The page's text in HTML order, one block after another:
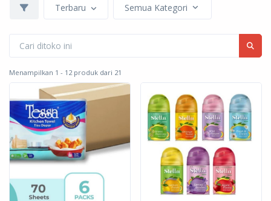
Terbaru Semua Kategori
Menampilkan 1 - 12 produk dari 21